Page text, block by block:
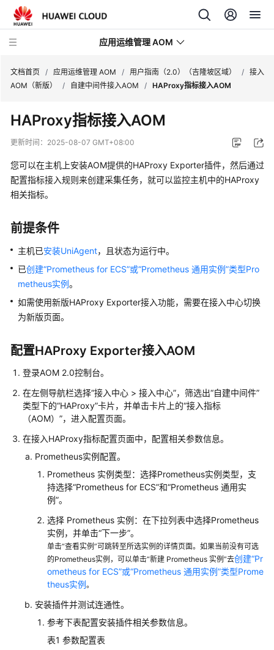
应用运维管理 AOM
新
动
产
品
绍
计
说
明
快
入
门
户
指
南
最
考
文档首页 / 应用运维管理 AOM / 用户指南（2.0）（吉隆坡区域） / 接入
AOM（新版）
/ 自建中间件接入AOM / HAProxy指标接入AOM
HAProxy指标接入AOM
更新时间： 2025-08-07 GMT+08:00
您可以在主机上安装AOM提供的HAProxy Exporter插件，然后通过
配置指标接入规则来创建采集任务，就可以监控主机中的HAProxy
相关指标。
前提条件
主机已安装UniAgent，且状态为运行中。
已创建“Prometheus for ECS”或“Prometheus 通用实例”类型Pro
metheus实例。
如需使用新版HAProxy Exporter接入功能，需要在接入中心切换
为新版页面。
配置HAProxy Exporter接入AOM
登录AOM 2.0控制台。
在左侧导航栏选择“接入中心 > 接入中心”，筛选出“自建中间件”
类型下的“HAProxy”卡片，并单击卡片上的“接入指标
（AOM）”，进入配置页面。
在接入HAProxy指标配置页面中，配置相关参数信息。
Prometheus实例配置。
Prometheus 实例类型：选择Prometheus实例类型，支
持选择“Prometheus for ECS”和“Prometheus 通用实
例”。
选择 Prometheus 实例：在下拉列表中选择Prometheus
实例，并单击“下一步”。
单击“查看实例”可跳转至所选实例的详情页面。如果当前没有可选
的Prometheus实例，可以单击“新建 Prometheus 实例”去创建“Pr
ometheus for ECS”或“Prometheus 通用实例”类型Prome
theus实例。
安装插件并测试连通性。
参考下表配置安装插件相关参数信息。
表1 参数配置表